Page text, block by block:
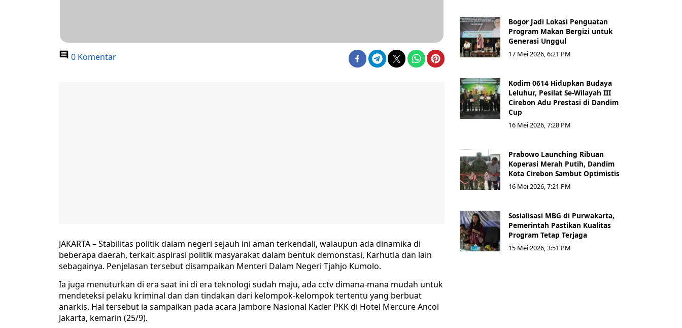
0 Komentar
JAKARTA – Stabilitas politik dalam negeri sejauh ini aman terkendali, walaupun ada dinamika di
beberapa daerah, terkait aspirasi politik masyarakat dalam bentuk demonstasi, Karhutla dan lain
sebagainya. Penjelasan tersebut disampaikan Menteri Dalam Negeri Tjahjo Kumolo.
Ia juga menuturkan di era saat ini di era teknologi sudah maju, ada cctv dimana-mana mudah untuk
mendeteksi pelaku kriminal dan dan tindakan dari kelompok-kelompok tertentu yang berbuat
anarkis. Hal tersebut ia sampaikan pada acara Jambore Nasional Kader PKK di Hotel Mercure Ancol
Jakarta, kemarin (25/9).
Bogor Jadi Lokasi Penguatan
Program Makan Bergizi untuk
Generasi Unggul
17 Mei 2026, 6:21 PM
Kodim 0614 Hidupkan Budaya
Leluhur, Pesilat Se-Wilayah III
Cirebon Adu Prestasi di Dandim
Cup
16 Mei 2026, 7:28 PM
Prabowo Launching Ribuan
Koperasi Merah Putih, Dandim
Kota Cirebon Sambut Optimistis
16 Mei 2026, 7:21 PM
Sosialisasi MBG di Purwakarta,
Pemerintah Pastikan Kualitas
Program Tetap Terjaga
15 Mei 2026, 3:51 PM